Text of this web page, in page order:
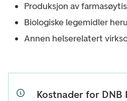
Produksjon av
Biologiske legemidler
Annen helserelatert
Kostnader for